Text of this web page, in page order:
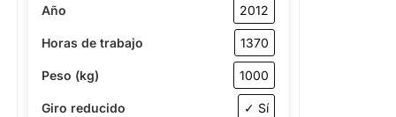
Año 2012
Horas de trabajo 1370
Peso (kg) 1000
Giro reducido ✓ Sí